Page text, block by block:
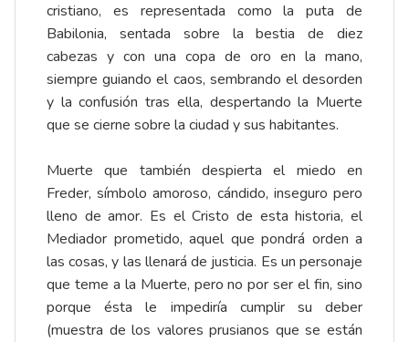
cristiano, es representada como la puta de
Babilonia, sentada sobre la bestia de diez
cabezas y con una copa de oro en la mano,
siempre guiando el caos, sembrando el desorden
y la confusión tras ella, despertando la Muerte
que se cierne sobre la ciudad y sus habitantes.
Muerte que también despierta el miedo en
Freder, símbolo amoroso, cándido, inseguro pero
lleno de amor. Es el Cristo de esta historia, el
Mediador prometido, aquel que pondrá orden a
las cosas, y las llenará de justicia. Es un personaje
que teme a la Muerte, pero no por ser el fin, sino
porque ésta le impediría cumplir su deber
(muestra de los valores prusianos que se están